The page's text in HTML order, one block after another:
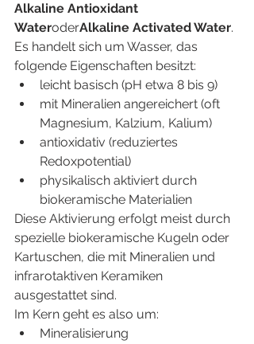
Alkaline Antioxidant
WateroderAlkaline Activated Water.
Es handelt sich um Wasser, das
folgende Eigenschaften besitzt:
leicht basisch (pH etwa 8 bis 9)
mit Mineralien angereichert (oft
Magnesium, Kalzium, Kalium)
antioxidativ (reduziertes
Redoxpotential)
physikalisch aktiviert durch
biokeramische Materialien
Diese Aktivierung erfolgt meist durch
spezielle biokeramische Kugeln oder
Kartuschen, die mit Mineralien und
infrarotaktiven Keramiken
ausgestattet sind.
Im Kern geht es also um:
Mineralisierung